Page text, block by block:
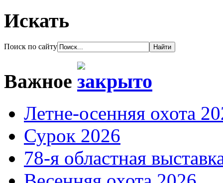
Искать
Поиск по сайту
Важное
Летне-осенняя охота
Сурок 2026
78-я областная